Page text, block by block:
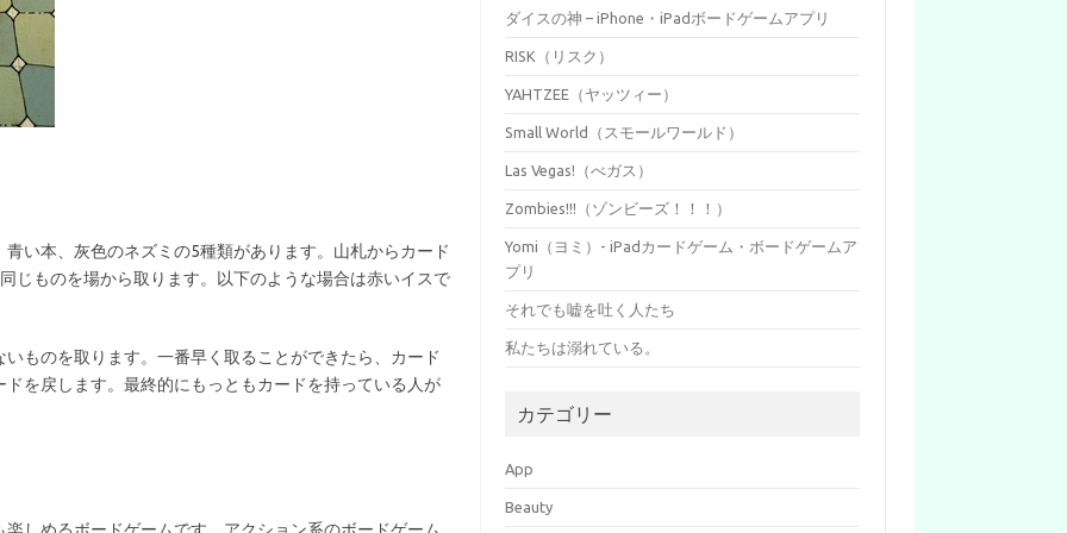
い本、灰色のネズミの5種類があります。山札からカード
じものを場から取ります。以下のような場合は赤いイスで
ものを取ります。一番早く取ることができたら、カード
を戻します。最終的にもっともカードを持っている人が
ダイスの神 – iPhone・iPadボードゲームアプリ
RISK（リスク）
YAHTZEE（ヤッツィー）
Small World（スモールワールド）
Las Vegas!（べガス）
Zombies!!!（ゾンビーズ！！！）
Yomi（ヨミ）- iPadカードゲーム・ボードゲームア
プリ
それでも嘘を吐く人たち
私たちは溺れている。
カテゴリー
App
Beauty